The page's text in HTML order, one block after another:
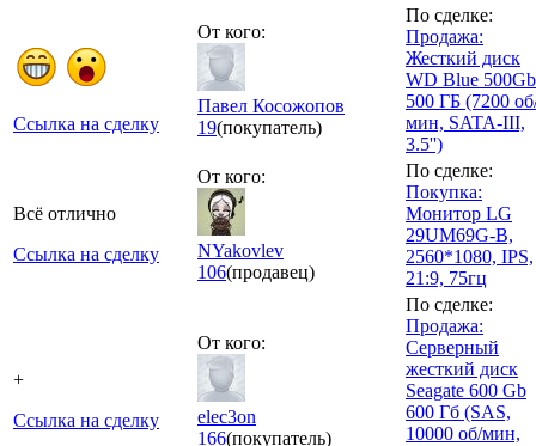
Ссылка на сделку
От кого:
Павел Косожопов
19(покупатель)
По сделке:
Продажа:
Жесткий диск
WD Blue 500Gb
500 ГБ (7200
мин, SATA-III,
3.5'')
Всё отлично
Ссылка на сделку
От кого:
NYakovlev
106(продавец)
По сделке:
Покупка:
Монитор LG
29UM69G-B,
2560*1080, IPS,
21:9, 75гц
+
Ссылка на сделку
От кого:
elec3on
166(покупатель)
По сделке:
Продажа:
Серверный
жесткий диск
Seagate 600 Gb
600 Гб (SAS,
10000 об/мин,